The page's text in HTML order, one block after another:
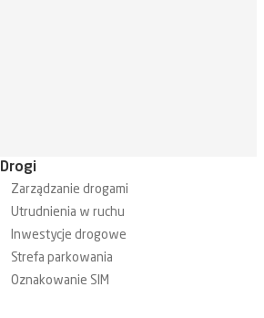
Drogi
Zarządzanie drogami
Utrudnienia w ruchu
Inwestycje drogowe
Strefa parkowania
Oznakowanie SIM